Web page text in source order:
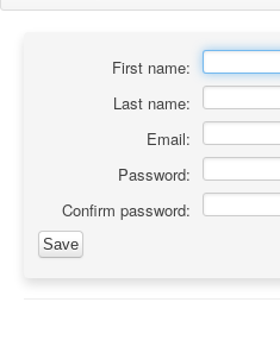
First name:
Last name:
Email:
Password:
Confirm password: